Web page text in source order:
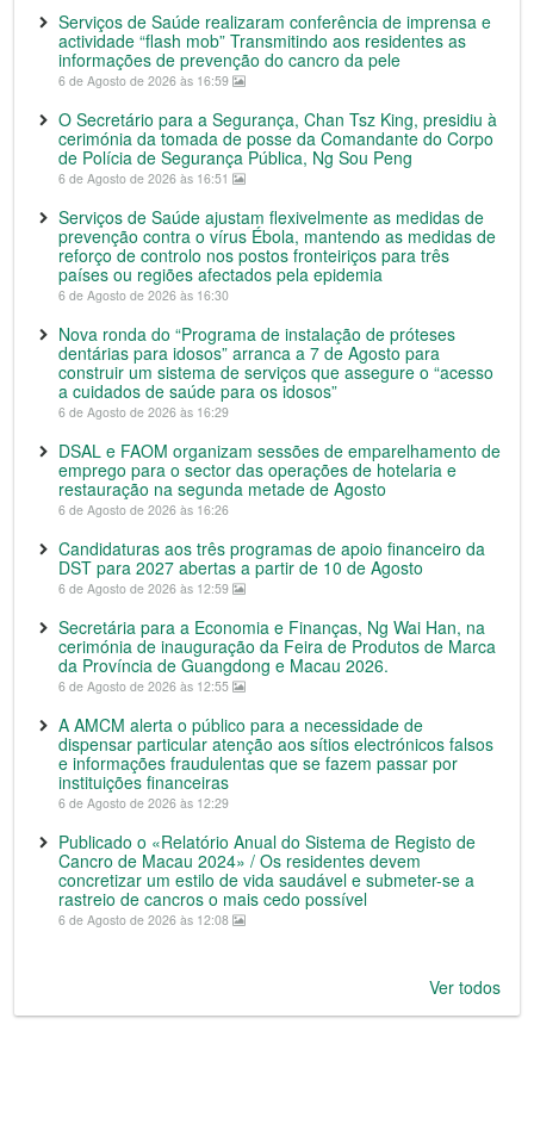
Serviços de Saúde realizaram conferência de imprensa e
actividade “flash mob” Transmitindo aos residentes as
informações de prevenção do cancro da pele
6 de Agosto de 2026 às 16:59
O Secretário para a Segurança, Chan Tsz King, presidiu à
cerimónia da tomada de posse da Comandante do Corpo
de Polícia de Segurança Pública, Ng Sou Peng
6 de Agosto de 2026 às 16:51
Serviços de Saúde ajustam flexivelmente as medidas de
prevenção contra o vírus Ébola, mantendo as medidas de
reforço de controlo nos postos fronteiriços para três
países ou regiões afectados pela epidemia
6 de Agosto de 2026 às 16:30
Nova ronda do “Programa de instalação de próteses
dentárias para idosos” arranca a 7 de Agosto para
construir um sistema de serviços que assegure o “acesso
a cuidados de saúde para os idosos”
6 de Agosto de 2026 às 16:29
DSAL e FAOM organizam sessões de emparelhamento de
emprego para o sector das operações de hotelaria e
restauração na segunda metade de Agosto
6 de Agosto de 2026 às 16:26
Candidaturas aos três programas de apoio financeiro da
DST para 2027 abertas a partir de 10 de Agosto
6 de Agosto de 2026 às 12:59
Secretária para a Economia e Finanças, Ng Wai Han, na
cerimónia de inauguração da Feira de Produtos de Marca
da Província de Guangdong e Macau 2026.
6 de Agosto de 2026 às 12:55
A AMCM alerta o público para a necessidade de
dispensar particular atenção aos sítios electrónicos falsos
e informações fraudulentas que se fazem passar por
instituições financeiras
6 de Agosto de 2026 às 12:29
Publicado o «Relatório Anual do Sistema de Registo de
Cancro de Macau 2024» / Os residentes devem
concretizar um estilo de vida saudável e submeter-se a
rastreio de cancros o mais cedo possível
6 de Agosto de 2026 às 12:08
Ver todos